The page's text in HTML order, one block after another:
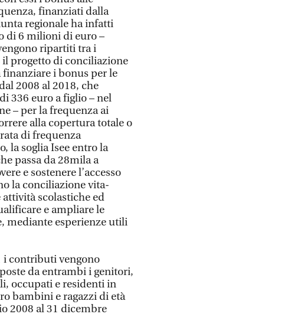
finanziati dalla
regionale ha infatti
di 6 milioni di euro –
ripartiti tra i
progetto di conciliazione
i bonus per le
2008 al 2018, che
336 euro a figlio – nel
– per la frequenza ai
alla copertura totale o
di frequenza
la soglia Isee entro la
passa da 28mila a
e sostenere l’accesso
la conciliazione vita-
scolastiche ed
e ampliare le
mediante esperienze utili
i contributi vengono
da entrambi i genitori,
occupati e residenti in
bambini e ragazzi di età
2008 al 31 dicembre